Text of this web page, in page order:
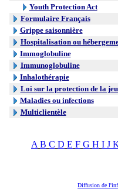
Youth Protection Act
Formulaire Français
Grippe saisonnière
Hospitalisation ou
Immoglobuline
Immunoglobuline
Inhalothérapie
Loi sur la protection de la
Maladies ou infections
Multiclientèle
A B C D E F G H I J
Diffusion de